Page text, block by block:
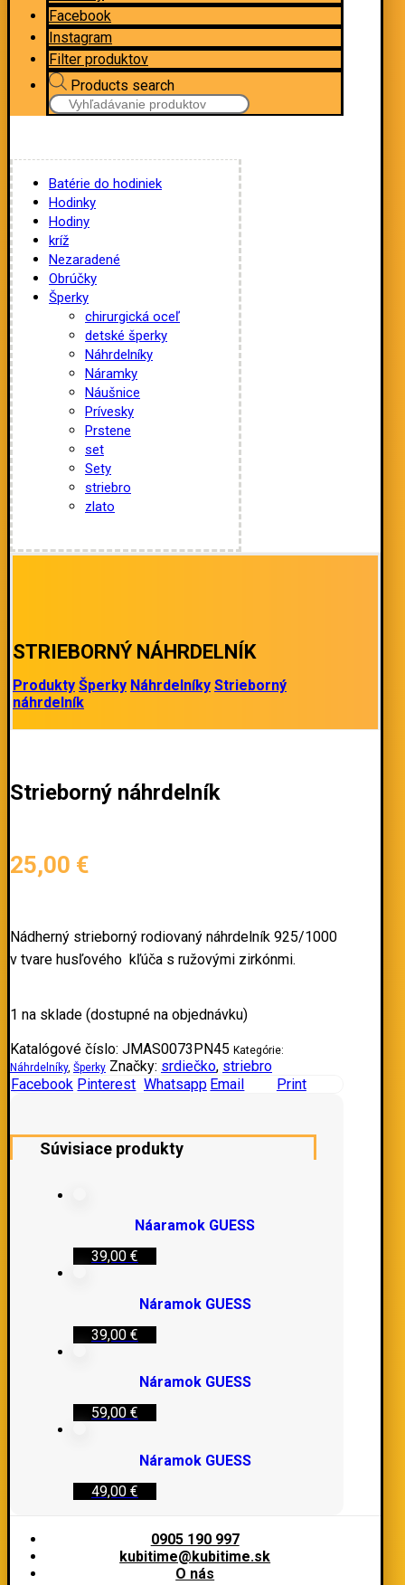
Facebook
Instagram
Filter produktov
Products search
Batérie do hodiniek
Hodinky
Hodiny
kríž
Nezaradené
Obrúčky
Šperky
chirurgická oceľ
detské šperky
Náhrdelníky
Náramky
Náušnice
Prívesky
Prstene
set
Sety
striebro
zlato
STRIEBORNÝ NÁHRDELNÍK
Produkty Šperky Náhrdelníky Strieborný
náhrdelník
Strieborný náhrdelník
25,00 €
Nádherný strieborný rodiovaný náhrdelník 925/1000
v tvare husľového kľúča s ružovými zirkónmi.
1 na sklade (dostupné na objednávku)
Katalógové číslo: JMAS0073PN45 Kategórie:
Náhrdelníky, Šperky Značky: srdiečko, striebro
Facebook Pinterest Whatsapp Email Print
Súvisiace produkty
Náaramok GUESS
39,00 €
Náramok GUESS
39,00 €
Náramok GUESS
59,00 €
Náramok GUESS
49,00 €
0905 190 997
kubitime@kubitime.sk
O nás